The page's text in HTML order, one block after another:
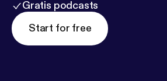
Gratis podcasts
Start for free